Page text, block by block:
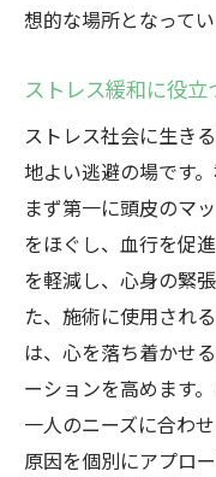
想的な場所となってい
ストレス緩和に役
ストレス社会に生き
地よい逃避の場です
まず第一に頭皮のマ
をほぐし、血行を促
を軽減し、心身の緊
た、施術に使用され
は、心を落ち着かせ
ーションを高めます
一人のニーズに合わ
原因を個別にアプロ